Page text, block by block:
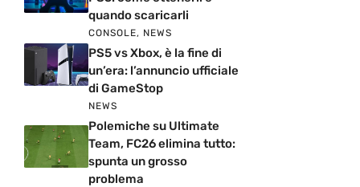
quando scaricarli
CONSOLE, NEWS
PS5 vs Xbox, è la fine di
un’era: l’annuncio ufficiale
di GameStop
NEWS
Polemiche su Ultimate
Team, FC26 elimina tutto:
spunta un grosso
problema